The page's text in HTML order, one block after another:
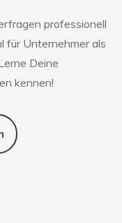
professionell
für Unternehmer als
Deine
kennen!